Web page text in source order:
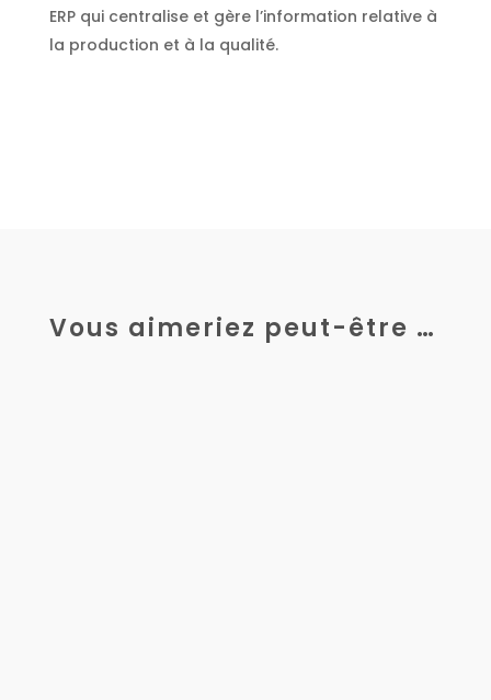
ERP qui centralise et gère l’information relative à
la production et à la qualité.
Vous aimeriez peut-être …